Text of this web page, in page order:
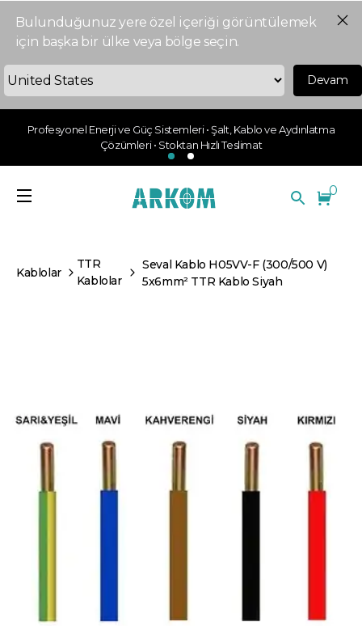
Bulunduğunuz yere özel içeriği görüntülemek
için başka bir ülke veya bölge seçin.
Devam
Profesyonel Enerji ve Güç Sistemleri • Şalt, Kablo ve Aydınlatma
Çözümleri • Stoktan Hızlı Teslimat
0
Kablolar
TTR
Kablolar
Seval Kablo H05VV-F (300/500 V)
5x6mm² TTR Kablo Siyah